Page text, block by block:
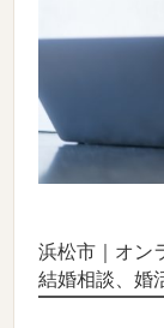
浜松市｜オン
結婚相談、婚